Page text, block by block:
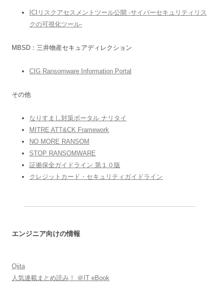
ICIリスクアセスメントツール公開 -サイバーセキュリティリス
クの可視化ツール-
MBSD：三井物産セキュアディレクション
CIG Ransomware Information Portal
その他
なりすまし対策ポータル ナリタイ
MITRE ATT&CK Framework
NO MORE RANSOM
STOP RANSOMWARE
証拠保全ガイドライン 第１０版
クレジットカード・セキュリティガイドライン
エンジニア向けの情報
Qiita
人気連載まとめ読み！ ＠IT eBook